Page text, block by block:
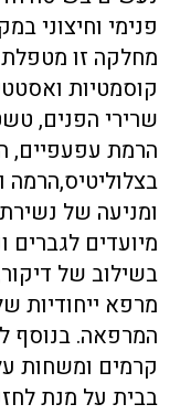
פנימי וחיצוני
מחלקה זו
קוסמטיות
שרירי הפנים,
הרמת עפעפיים,
בצלוליטיס,הרמה
ומניעה של
מיועדים
בשילוב של
מרפא ייחודיות
המרפאה. בנוסף
קרמים ומשחות
בבית על מנת